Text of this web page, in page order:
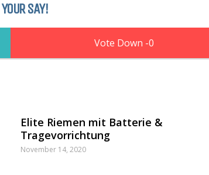
SAY!
0
Elite Riemen mit Batterie &
Tragevorrichtung
November 14, 2020